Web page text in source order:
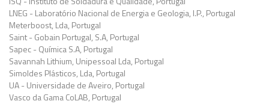
LNEG - Laboratório Nacional de Energia e Geologia, I.P., Portugal
Meterboost, Lda, Portugal
Saint - Gobain Portugal, S.A, Portugal
Sapec - Química S.A, Portugal
Savannah Lithium, Unipessoal Lda, Portugal
Simoldes Plásticos, Lda, Portugal
UA - Universidade de Aveiro, Portugal
Vasco da Gama CoLAB, Portugal